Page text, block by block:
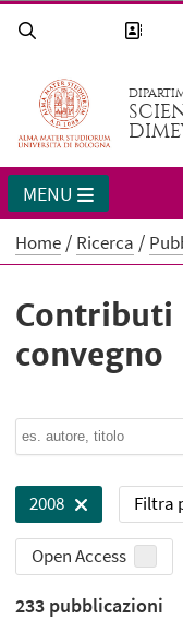
MENU
Home Ricerca
convegno
2008 Filtra
Open Access
233 pubblicazioni